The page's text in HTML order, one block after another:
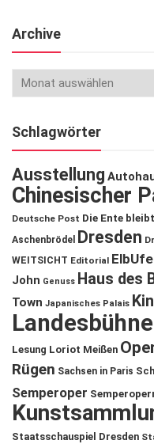
Archive
Schlagwörter
Ausstellung
Chinesischer
Deutsche Post Die Ente
Aschenbrödel
Dresden
WEITSICHT Editorial
John Genuss Haus des
Town Japanisches Palais
Lesung Loriot Meißen
Rügen Sachsen in Paris
Semperoper
Staatsschauspiel Dresden